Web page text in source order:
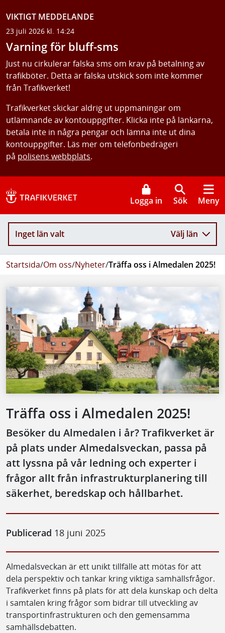
VIKTIGT MEDDELANDE
23 juli 2026 kl. 14:24
Varning för bluff-sms
Just nu cirkulerar falska sms om krav på betalning av
trafikböter. Detta är falska utskick som inte kommer
från Trafikverket!
Trafikverket skickar aldrig ut uppmaningar om
utlämnande av kontouppgifter. Klicka inte på länkarna,
betala inte in några pengar och lämna inte ut dina
kontouppgifter. Läs mer om telefonbedrägeri
på polisens webbplats.
Logga in Sök Meny
Inget län valt Välj län
Startsida/Om oss/Nyheter/Träffa oss i Almedalen 2025!
Träffa oss i Almedalen 2025!
Besöker du Almedalen i år? Trafikverket är
på plats under Almedalsveckan, passa på
att lyssna på vår ledning och experter i
frågor allt från infrastrukturplanering till
säkerhet, beredskap och hållbarhet.
Publicerad 18 juni 2025
Almedalsveckan är ett unikt tillfälle att mötas för att
dela perspektiv och tankar kring viktiga samhällsfrågor.
Trafikverket finns på plats för att dela kunskap och delta
i samtalen kring frågor som bidrar till utveckling av
transportinfrastrukturen och den gemensamma
samhällsdebatten.